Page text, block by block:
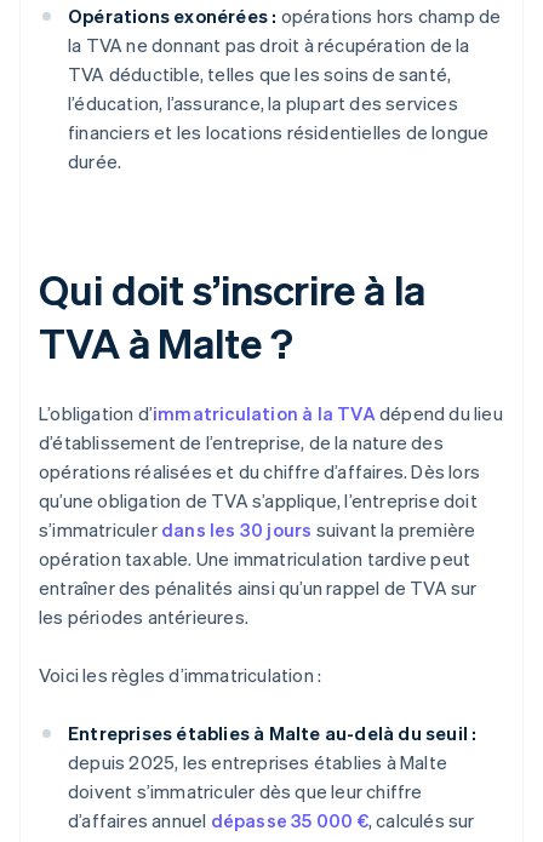
Opérations exonérées : opérations hors champ de
la TVA ne donnant pas droit à récupération de la
TVA déductible, telles que les soins de santé,
l’éducation, l’assurance, la plupart des services
financiers et les locations résidentielles de longue
durée.
Qui doit s’inscrire à la
TVA à Malte ?
L’obligation d’immatriculation à la TVAdépend du lieu
d’établissement de l’entreprise, de la nature des
opérations réalisées et du chiffre d’affaires. Dès lors
qu’une obligation de TVA s’applique, l’entreprise doit
s’immatriculer dans les 30 jours suivant la première
opération taxable. Une immatriculation tardive peut
entraîner des pénalités ainsi qu’un rappel de TVA sur
les périodes antérieures.
Voici les règles d’immatriculation :
Entreprises établies à Malte au-delà du seuil :
depuis 2025, les entreprises établies à Malte
doivent s’immatriculer dès que leur chiffre
d’affaires annuel dépasse 35 000 €, calculés sur